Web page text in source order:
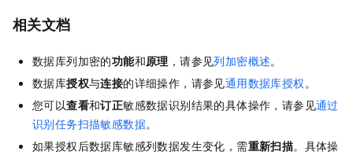
相关文档
数据库列加密的功能和原理 ，请参见列加密概述。
数据库授权与连接的详细操作，请参见通用数据库授权。
您可以查看和订正敏感数据识别结果的具体操作，请参见通过
识别任务扫描敏感数据。
如果授权后数据库敏感列数据发生变化，需重新扫描。具体操